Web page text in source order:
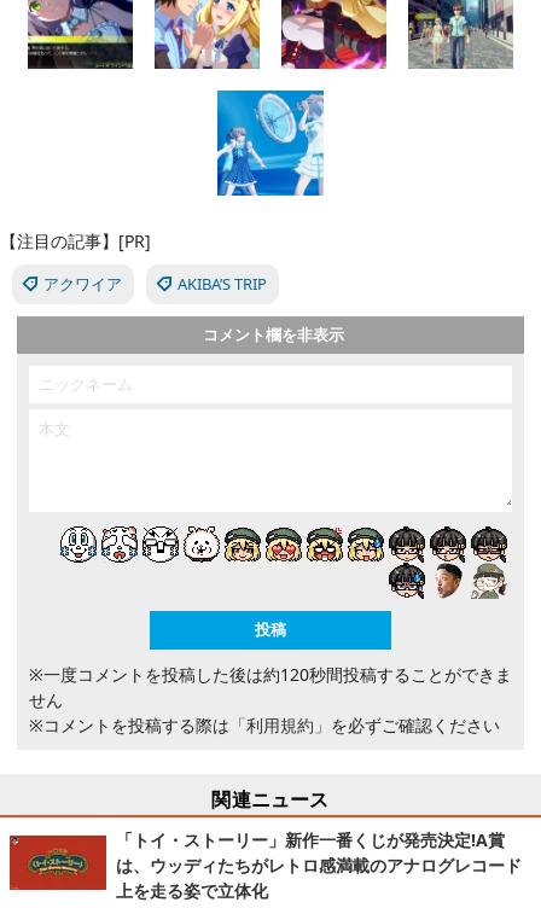
【注目の記事】[PR]
アクワイア AKIBA’S TRIP
コメント欄を非表示
※一度コメントを投稿した後は約120秒間投稿することができま
せん
※コメントを投稿する際は 「利用規約」 を必ずご確認ください
関連ニュース
「トイ・ストーリー」新作一番くじが発売決定!A賞
は、ウッディたちがレトロ感満載のアナログレコード
上を走る姿で立体化